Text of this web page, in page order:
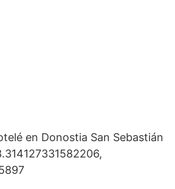
en Donostia San Sebastián